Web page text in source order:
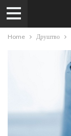
Home Друштво